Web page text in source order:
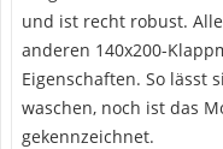
und ist recht robust.
anderen 140x200-
Eigenschaften. So lässt
waschen, noch ist das
gekennzeichnet.